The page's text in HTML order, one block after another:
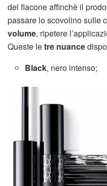
del flacone affinchè il
passare lo scovolino sulle
volume, ripetere
Queste letre nuance
Black, nero intenso;